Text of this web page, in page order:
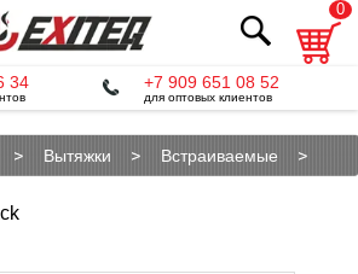
0
34 +7 909 651 08 52
для оптовых клиентов
Вытяжки
Встраиваемые